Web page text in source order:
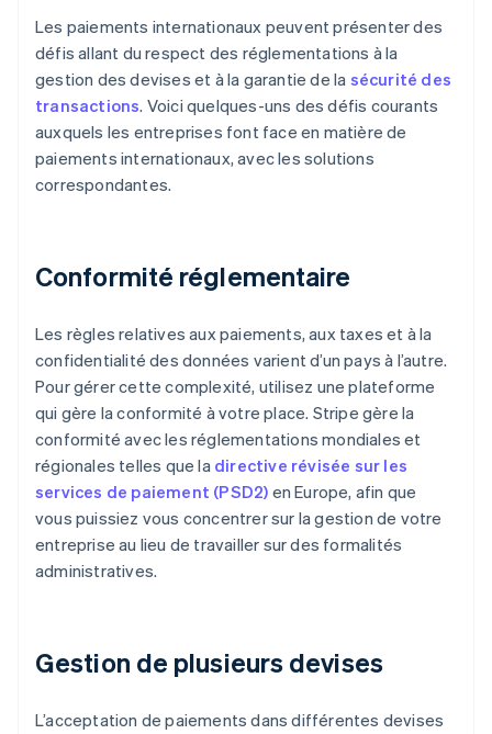
Les paiements internationaux peuvent présenter des
défis allant du respect des réglementations à la
gestion des devises et à la garantie de la sécurité des
transactions. Voici quelques-uns des défis courants
auxquels les entreprises font face en matière de
paiements internationaux, avec les solutions
correspondantes.
Conformité réglementaire
Les règles relatives aux paiements, aux taxes et à la
confidentialité des données varient d’un pays à l’autre.
Pour gérer cette complexité, utilisez une plateforme
qui gère la conformité à votre place. Stripe gère la
conformité avec les réglementations mondiales et
régionales telles que la directive révisée sur les
services de paiement (PSD2) en Europe, afin que
vous puissiez vous concentrer sur la gestion de votre
entreprise au lieu de travailler sur des formalités
administratives.
Gestion de plusieurs devises
L’acceptation de paiements dans différentes devises